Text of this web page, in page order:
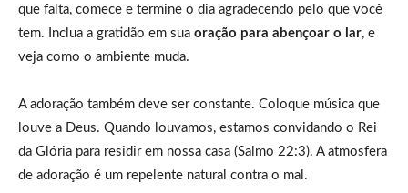
que falta, comece e termine o dia agradecendo pelo que você
tem. Inclua a gratidão em sua oração para abençoar o lar, e
veja como o ambiente muda.
A adoração também deve ser constante. Coloque música que
louve a Deus. Quando louvamos, estamos convidando o Rei
da Glória para residir em nossa casa (Salmo 22:3). A atmosfera
de adoração é um repelente natural contra o mal.